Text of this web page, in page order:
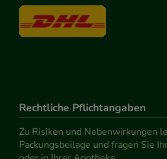
Rechtliche Pflichtangaben
Zu Risiken und Nebenwirkungen
Packungsbeilage und fragen Sie